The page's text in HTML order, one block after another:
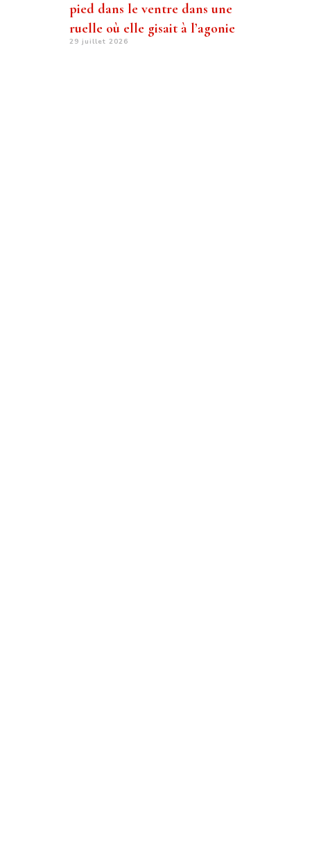
pied dans le ventre dans une
ruelle où elle gisait à l’agonie
29 juillet 2026